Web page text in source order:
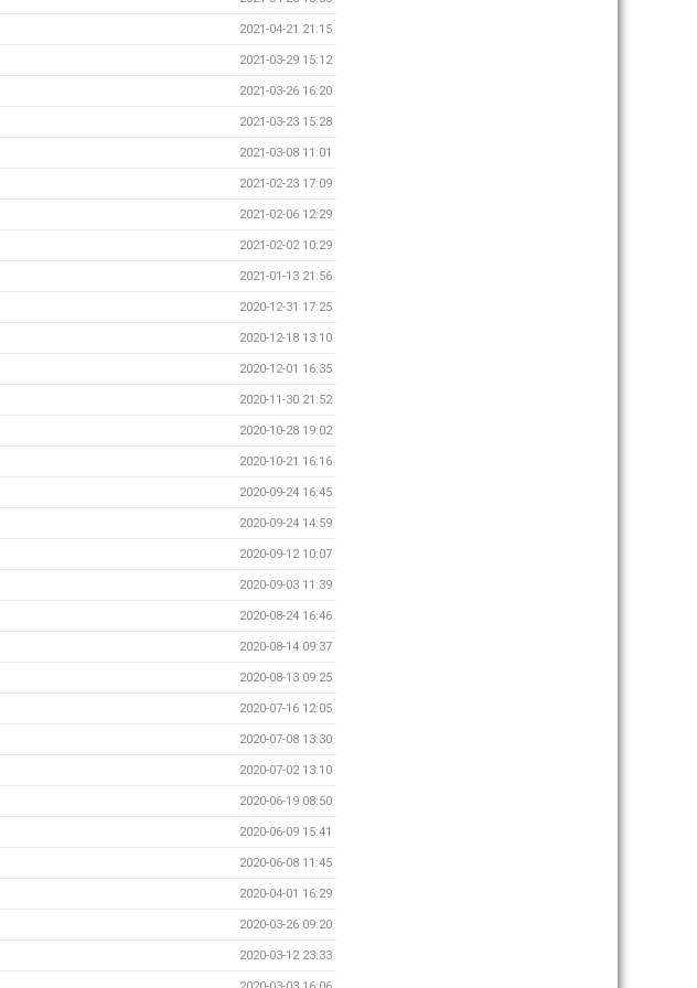
2021-04-21 21:15
2021-03-29 15:12
2021-03-26 16:20
2021-03-23 15:28
2021-03-08 11:01
2021-02-23 17:09
2021-02-06 12:29
2021-02-02 10:29
2021-01-13 21:56
2020-12-31 17:25
2020-12-18 13:10
2020-12-01 16:35
2020-11-30 21:52
2020-10-28 19:02
2020-10-21 16:16
2020-09-24 16:45
2020-09-24 14:59
2020-09-12 10:07
2020-09-03 11:39
2020-08-24 16:46
2020-08-14 09:37
2020-08-13 09:25
2020-07-16 12:05
2020-07-08 13:30
2020-07-02 13:10
2020-06-19 08:50
2020-06-09 15:41
2020-06-08 11:45
2020-04-01 16:29
2020-03-26 09:20
2020-03-12 23:33